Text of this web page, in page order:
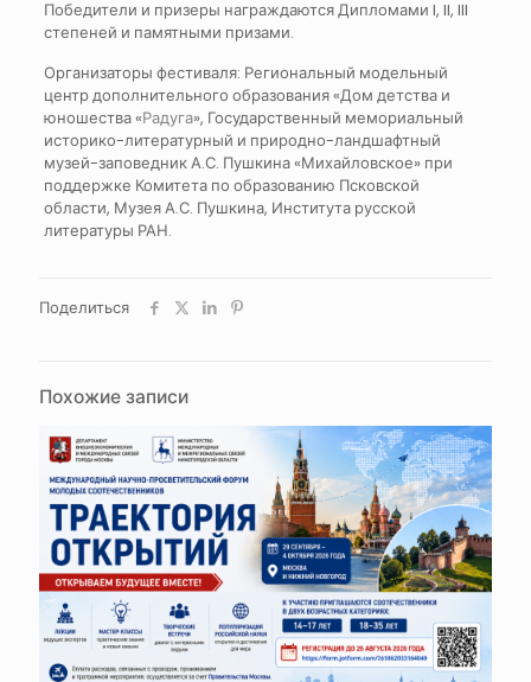
Победители и призеры награждаются Дипломами I, II, III
степеней и памятными призами.
Организаторы фестиваля: Региональный модельный
центр дополнительного образования «Дом детства и
юношества «Радуга», Государственный мемориальный
историко-литературный и природно-ландшафтный
музей-заповедник А.С. Пушкина «Михайловское» при
поддержке Комитета по образованию Псковской
области, Музея А.С. Пушкина, Института русской
литературы РАН.
Поделиться
Похожие записи